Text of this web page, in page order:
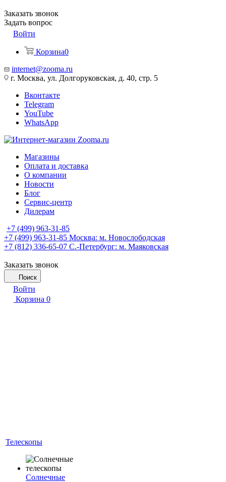
Заказать звонок
Задать вопрос
Войти
Корзина0
internet@zooma.ru
г. Москва, ул. Долгоруковская, д. 40, стр. 5
Вконтакте
Telegram
YouTube
WhatsApp
Магазины
Оплата и доставка
О компании
Новости
Блог
Сервис-центр
Дилерам
+7 (499) 963-31-85
+7 (499) 963-31-85 Москва: м. Новослободская
+7 (812) 336-65-07 С.-Петербург: м. Маяковская
Заказать звонок
Поиск
Войти
Корзина 0
Телескопы
Солнечные